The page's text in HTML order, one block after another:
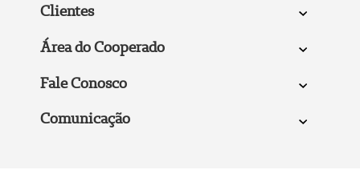
Clientes
Área do Cooperado
Fale Conosco
Comunicação